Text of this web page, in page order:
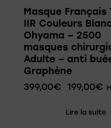
Masque Français
IIR Couleurs
Ohyama – 2500
masques
Adulte – anti
Graphène
399,00€ 199,00€
Lire la suite